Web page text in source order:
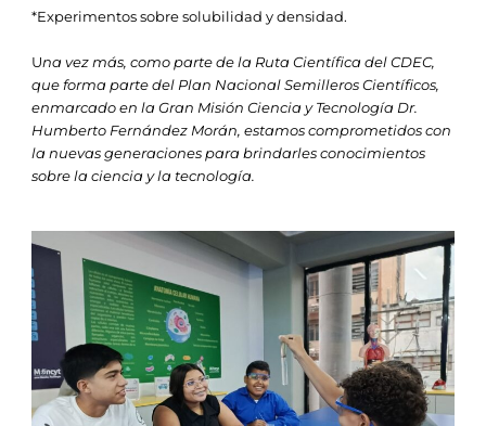
*Experimentos sobre solubilidad y densidad.
Una vez más, como parte de la Ruta Científica del CDEC,
que forma parte del Plan Nacional Semilleros Científicos,
enmarcado en la Gran Misión Ciencia y Tecnología Dr.
Humberto Fernández Morán, estamos comprometidos con
la nuevas generaciones para brindarles conocimientos
sobre la ciencia y la tecnología.